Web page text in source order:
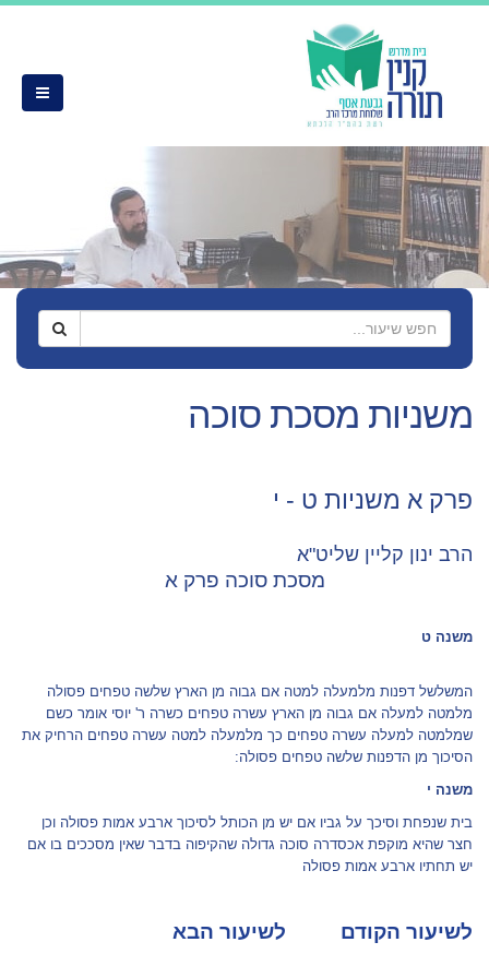
משניות מסכת סוכה
פרק א משניות ט - י
הרב ינון קליין שליט"א
מסכת סוכה פרק א
משנה ט
המשלשל דפנות מלמעלה למטה אם גבוה מן הארץ שלשה טפחים פסולה
מלמטה למעלה אם גבוה מן הארץ עשרה טפחים כשרה ר' יוסי אומר כשם
שמלמטה למעלה עשרה טפחים כך מלמעלה למטה עשרה טפחים הרחיק את
הסיכוך מן הדפנות שלשה טפחים פסולה:
משנה י
בית שנפחת וסיכך על גביו אם יש מן הכותל לסיכוך ארבע אמות פסולה וכן
חצר שהיא מוקפת אכסדרה סוכה גדולה שהקיפוה בדבר שאין מסככים בו אם
יש תחתיו ארבע אמות פסולה
לשיעור הקודם לשיעור הבא